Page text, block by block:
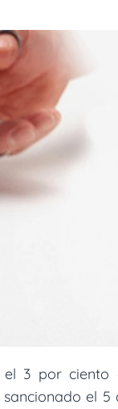
3 por ciento
el 5